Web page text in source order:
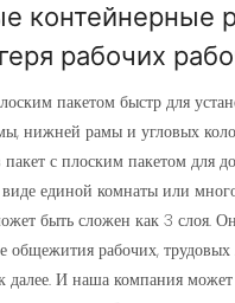
контейнерные
рабочих
пакетом быстр для
нижней рамы и угловых
с плоским пакетом для
единой комнаты или
быть сложен как 3 слоя.
общежития рабочих, трудовых
далее. И наша компания